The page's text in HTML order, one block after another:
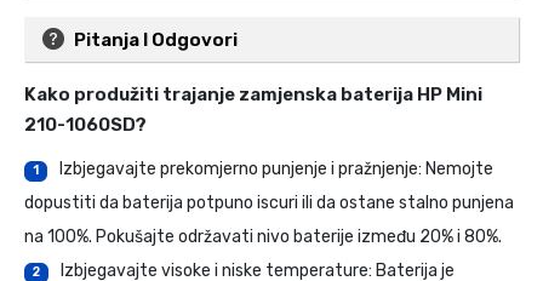
Pitanja I Odgovori
Kako produžiti trajanje zamjenska baterija HP Mini
210-1060SD?
1
Izbjegavajte prekomjerno punjenje i pražnjenje: Nemojte
dopustiti da baterija potpuno iscuri ili da ostane stalno punjena
na 100%. Pokušajte održavati nivo baterije između 20% i 80%.
2
Izbjegavajte visoke i niske temperature: Baterija je